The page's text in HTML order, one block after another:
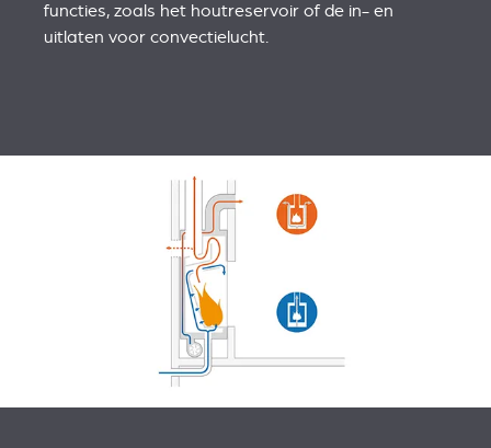
functies, zoals het houtreservoir of de in- en
uitlaten voor convectielucht.